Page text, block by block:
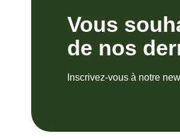
Vous
de nos
Inscrivez-vous à notre